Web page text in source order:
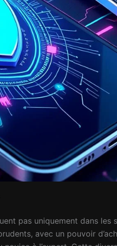
pas uniquement dans les
avec un pouvoir